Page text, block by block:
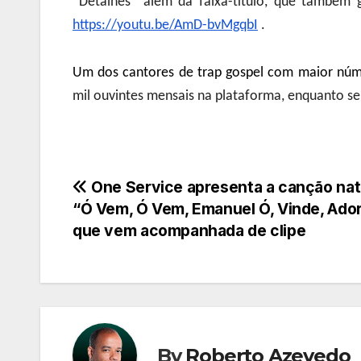
https://youtu.be/AmD-bvMgqbI .
Um dos cantores de trap gospel com maior
mil ouvintes mensais na plataforma, enquanto
Navegação
de
One Service apresenta a canção
“Ó Vem, Ó Vem, Emanuel Ó, Vinde,
que vem acompanhada de clipe
ByRoberto Azevedo